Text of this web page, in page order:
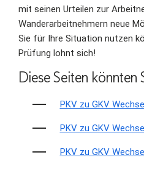
mit seinen Urteilen zur
Wanderarbeitnehmern neue
Sie für Ihre Situation nutzen
Prüfung lohnt sich!
Diese Seiten könnten
PKV zu GKV
PKV zu GKV
PKV zu GKV